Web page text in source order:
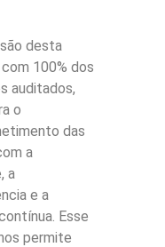
desta
100% dos
auditados,
o
das
a
a
e a
Esse
permite